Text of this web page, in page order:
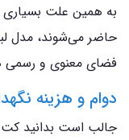
به همین علت بسیاری
حاضر می‌شوند، مدل
فضای معنوی و
دوام و هزینه
جالب است بدانید